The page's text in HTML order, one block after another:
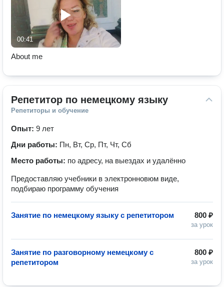
00:41
About me
Репетитор по немецкому языку
Репетиторы и обучение
Опыт: 9 лет
Дни работы: Пн, Вт, Ср, Пт, Чт, Сб
Место работы: по адресу, на выездах и удалённо
Предоставляю учебники в электронновюм виде,
подбираю программу обучения
800 ₽
за урок
Занятие по немецкому языку с репетитором
800 ₽
за урок
Занятие по разговорному немецкому с
репетитором